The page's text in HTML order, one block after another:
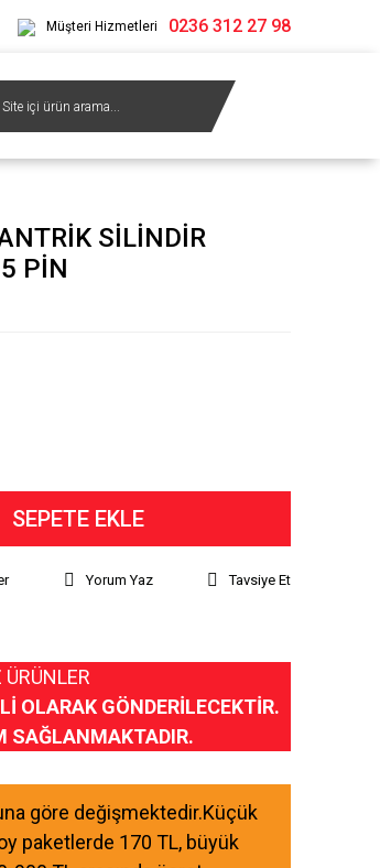
Müşteri Hizmetleri 0236 312 27 98
SİLİNDİR
PİN
SEPETE EKLE
Yorum Yaz Tavsiye Et
OLARAK GÖNDERİLECEKTİR.
SAĞLANMAKTADIR.
göre değişmektedir.Küçük
paketlerde 170 TL, büyük